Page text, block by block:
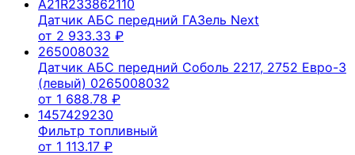
A21R233862110
Датчик АБС передний ГАЗель Next
от 2 933.33 ₽
265008032
Датчик АБС передний Соболь 2217, 2752 Евро-3
(левый) 0265008032
от 1 688.78 ₽
1457429230
Фильтр топливный
от 1 113.17 ₽